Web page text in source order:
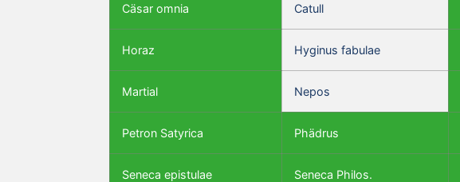
Cäsar omnia Catull
Horaz Hyginus fabulae
Martial Nepos
Petron Satyrica Phädrus
Seneca epistulae Seneca Philos.